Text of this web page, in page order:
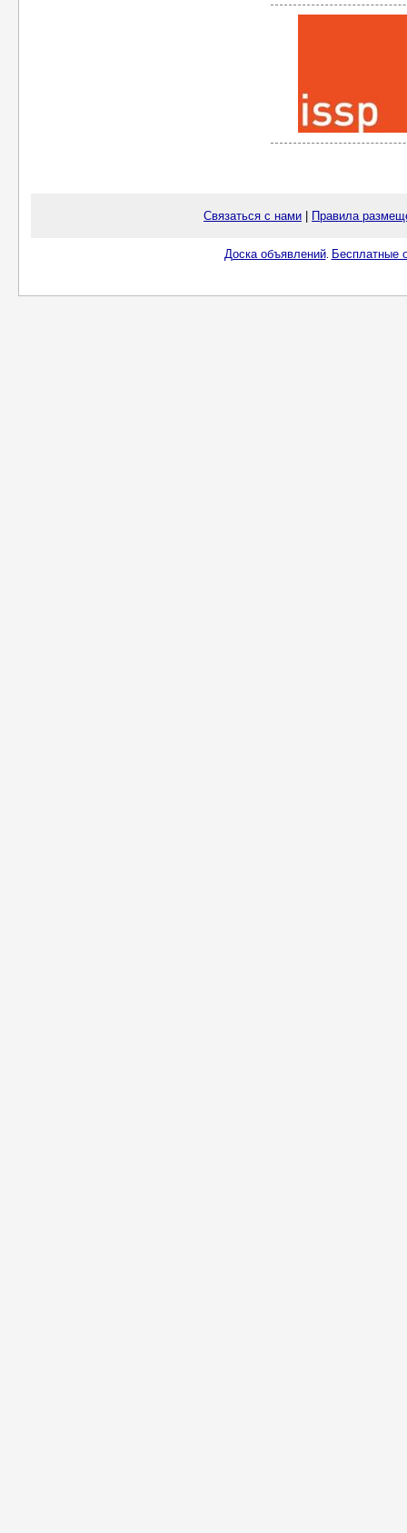
Связаться с нами Правила
Доска объявлений. Бесплатные